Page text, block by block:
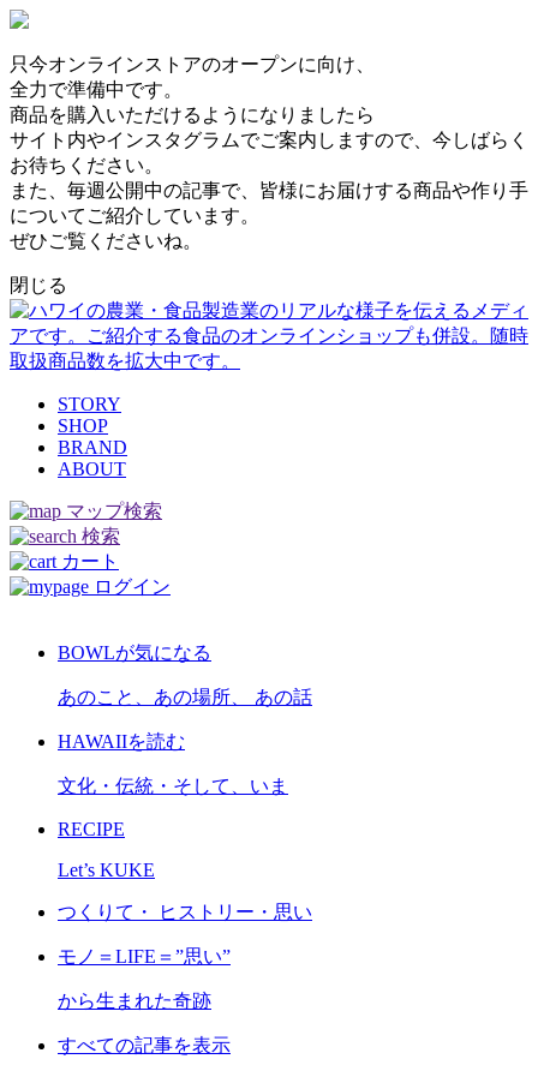
只今オンラインストアのオープンに向け、
全力で準備中です。
商品を購入いただけるようになりましたら
サイト内やインスタグラムでご案内しますので、今しばらく
お待ちください。
また、毎週公開中の記事で、皆様にお届けする商品や作り手
についてご紹介しています。
ぜひご覧くださいね。
閉じる
STORY
SHOP
BRAND
ABOUT
マップ検索
検索
カート
ログイン
BOWLが気になる
あのこと、あの場所、 あの話
HAWAIIを読む
文化・伝統・そして、いま
RECIPE
Let’s KUKE
つくりて・ ヒストリー・思い
モノ＝LIFE＝”思い”
から生まれた奇跡
すべての記事を表示